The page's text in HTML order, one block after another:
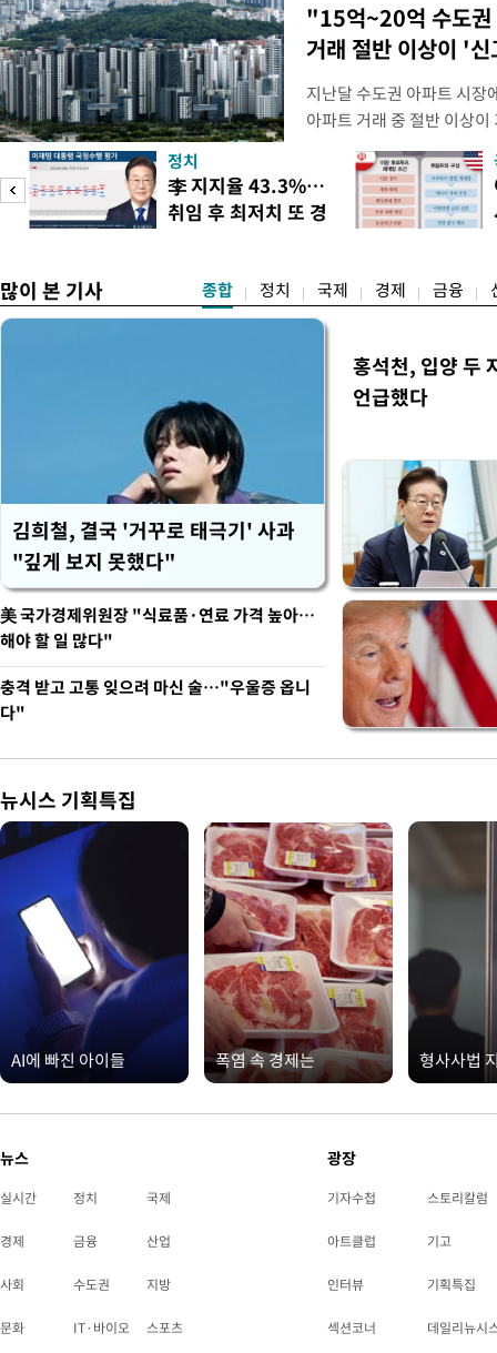
"15억~20억 수도권
거래 절반 이상이 '
지난달 수도권 아파트 시장
아파트 거래 중 절반 이상
거래였던 것으로 나타났
교통부 실거래가를 분석
아파트 시장에서 6억원 초
로 신고가 비중이 높아졌
정치
李 지지율 43.3%…
취임 후 최저치 또 경
많이 본 기사 종합 정치 국제 경제 금융
김희철, 결국 '거꾸로 태극기' 사과
"깊게 보지 못했다"
홍석천, 입양 두
언급했다
美 국가경제위원장 "식료품·연료 가격 높아…
해야 할 일 많다"
충격 받고 고통 잊으려 마신 술…"우울증 옵니
다"
뉴시스 기획특집
AI에 빠진 아이들 폭염 속 경제는 형사사법
뉴스
실시간 정치 국제
경제 금융 산업
사회 수도권 지방
문화 IT·바이오 스포츠
광장
기자수첩 스토리칼럼
아트클럽 기고
인터뷰 기획특집
섹션코너 데일리뉴시